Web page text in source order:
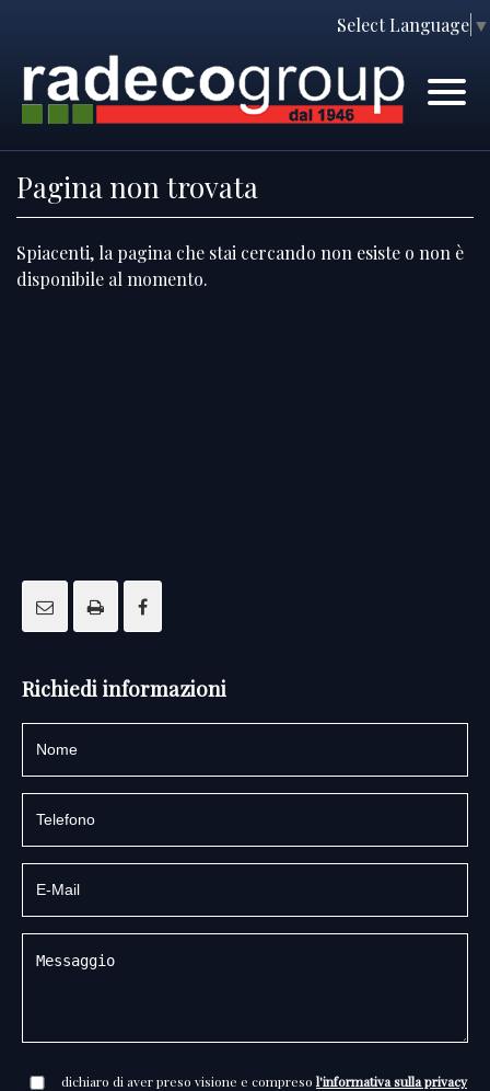
Immobili
Immobili In Vendita
Immobili In Affitto
Chi Siamo
Servizi
Lascia Una Richiesta
Contatti
Select Language ▼
Pagina non trovata
Spiacenti, la pagina che stai cercando non esiste o non è
disponibile al momento.
Richiedi informazioni
dichiaro di aver preso visione e compreso l'informativa sulla privacy